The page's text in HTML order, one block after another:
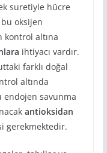
suretiyle hücre
oksijen
altına
ihtiyacı vardır.
farklı doğal
altında
endojen savunma
antioksidan
gerekmektedir.